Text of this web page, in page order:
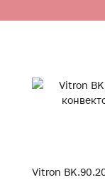
Vitron